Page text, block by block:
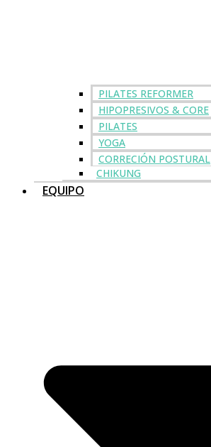
PILATES REFORMER
HIPOPRESIVOS & CORE
PILATES
YOGA
CORRECIÓN POSTURAL
CHIKUNG
EQUIPO